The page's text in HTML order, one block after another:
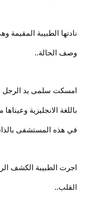
نادتها الطبيبة
وصف الحالة..
امسكت سلمى يد الرجل
باللغة الانجليزية
في هذه المستشفى
اجرت الطبيبة الكشف
القلب..